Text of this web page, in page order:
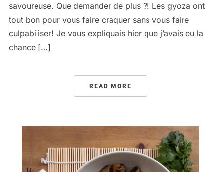
savoureuse. Que demander de plus ?! Les gyoza ont
tout bon pour vous faire craquer sans vous faire
culpabiliser! Je vous expliquais hier que j’avais eu la
chance […]
READ MORE